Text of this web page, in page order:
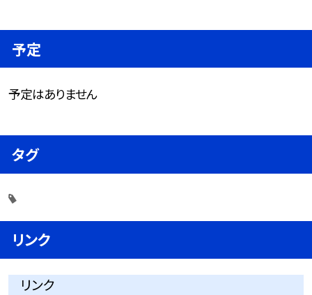
予定
予定はありません
タグ
リンク
リンク